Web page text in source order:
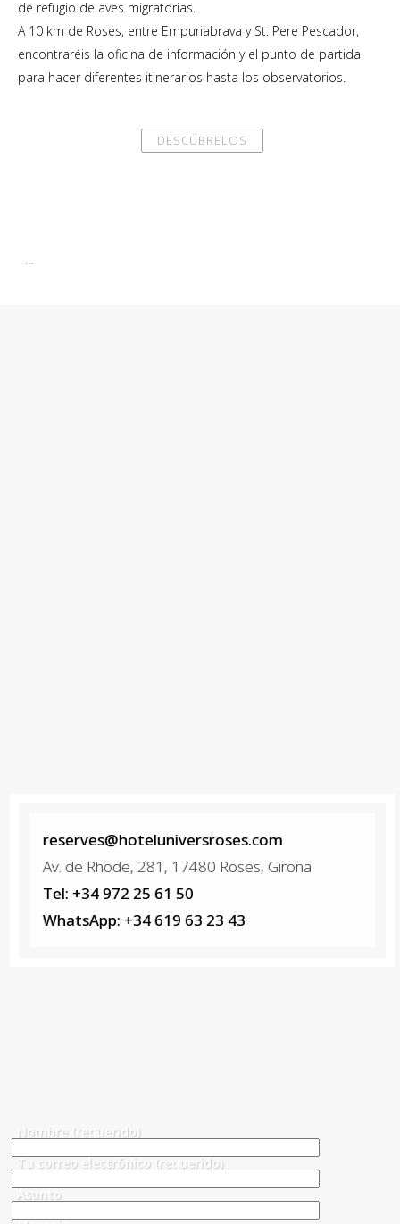
de refugio de aves migratorias.
A 10 km de Roses, entre Empuriabrava y St. Pere Pescador,
encontraréis la oficina de información y el punto de partida
para hacer diferentes itinerarios hasta los observatorios.
DESCÚBRELOS
...
reserves@hoteluniversroses.com
Av. de Rhode, 281, 17480 Roses, Girona
Tel: +34 972 25 61 50
WhatsApp: +34 619 63 23 43
Nombre (requerido)
Tu correo electrónico (requerido)
Asunto